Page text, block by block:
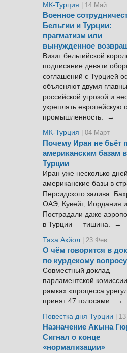
МК-Турция | 14 Май
Военное
Бельгии и Турции:
прагматизм или
вынужденное
Визит бельгийской
подписание девяти
соглашений с Турцией
объясняют двумя
российской угрозой и
укреплять европейскую
промышленность. →
МК-Турция
| 04 Март
Почему Иран не бьёт
американским базам в
Турции
Иран уже несколько
американские базы в
Персидского залива:
ОАЭ, Кувейт, Иордания и
Пострадали даже
в Турции — тишина. →
Таха Акйол | 23 Фев.
О чём говорится в
по курдскому
Совместный доклад
парламентской
рамках «процесса
принят 47 голосами. →
Повестка дня Турции
|
Назначение Акына
Сигнал о конце
«нормализации»